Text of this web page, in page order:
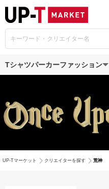
Tシャツパーカーファッション
UP-Tマーケット クリエイターを探す 荒神